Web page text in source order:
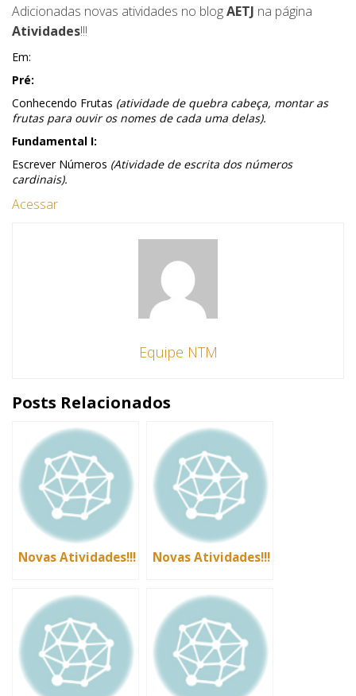
Adicionadas novas atividades no blogAETJ na página
Atividades!!!
Em:
Pré:
Conhecendo Frutas (atividade de quebra cabeça, montar as
frutas para ouvir os nomes de cada uma delas).
Fundamental I:
Escrever Números (Atividade de escrita dos números
cardinais).
Acessar
Equipe NTM
Posts Relacionados
Novas Atividades!!! Novas Atividades!!!